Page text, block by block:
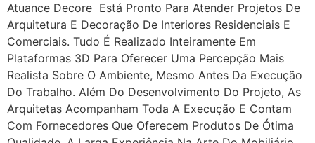
Atuance Decore Está Pronto Para Atender Projetos De
Arquitetura E Decoração De Interiores Residenciais E
Comerciais. Tudo É Realizado Inteiramente Em
Plataformas 3D Para Oferecer Uma Percepção Mais
Realista Sobre O Ambiente, Mesmo Antes Da Execução
Do Trabalho. Além Do Desenvolvimento Do Projeto, As
Arquitetas Acompanham Toda A Execução E Contam
Com Fornecedores Que Oferecem Produtos De Ótima